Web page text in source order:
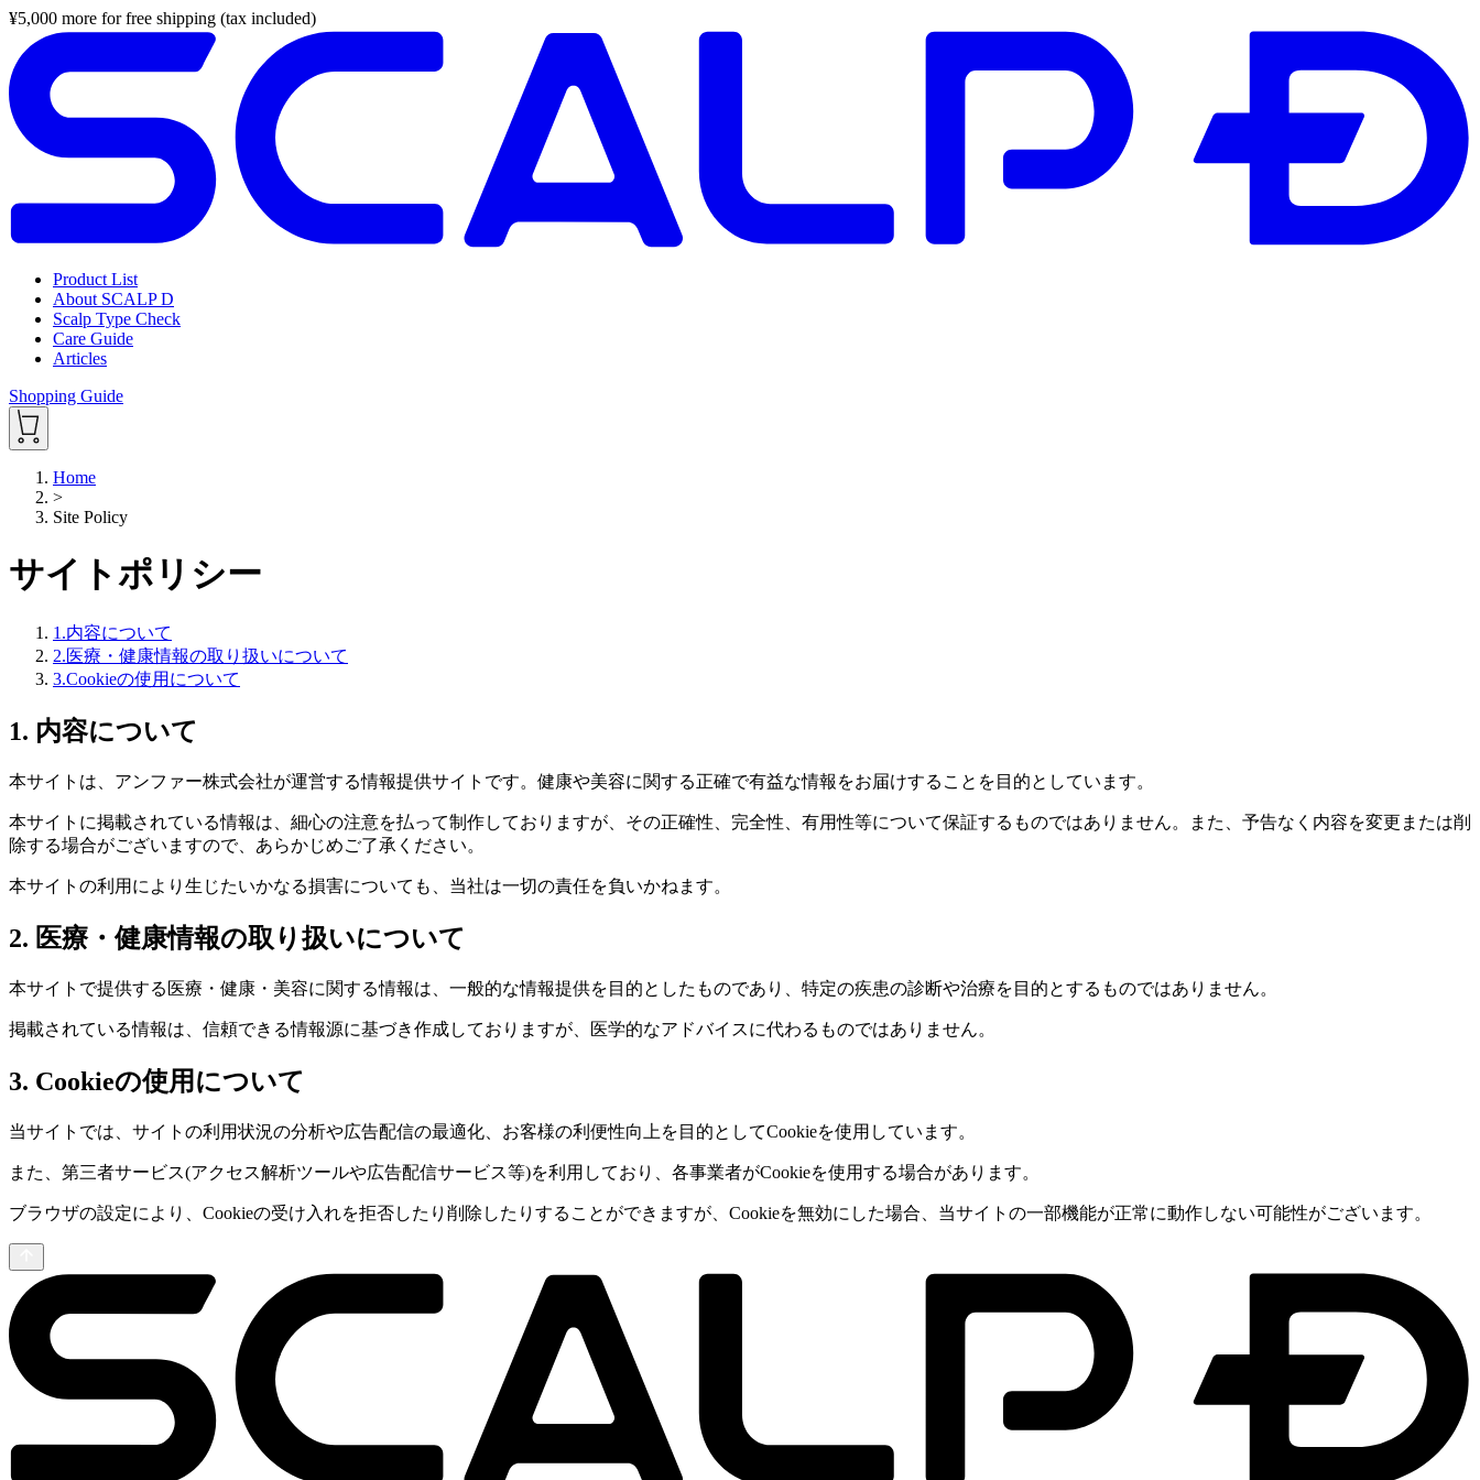
¥5,000 more for free shipping (tax included)
Product List
About SCALP D
Scalp Type Check
Care Guide
Articles
Shopping Guide
Home
>
Site Policy
サイトポリシー
1.内容について
2.医療・健康情報の取り扱いについて
3.Cookieの使用について
1. 内容について
本サイトは、アンファー株式会社が運営する情報提供サイトです。健康や美容に関する正確で有益な情報をお届けすることを目的としています。
本サイトに掲載されている情報は、細心の注意を払って制作しておりますが、その正確性、完全性、有用性等について保証するものではありません。また、予告なく内容を変更または削
除する場合がございますので、あらかじめご了承ください。
本サイトの利用により生じたいかなる損害についても、当社は一切の責任を負いかねます。
2. 医療・健康情報の取り扱いについて
本サイトで提供する医療・健康・美容に関する情報は、一般的な情報提供を目的としたものであり、特定の疾患の診断や治療を目的とするものではありません。
掲載されている情報は、信頼できる情報源に基づき作成しておりますが、医学的なアドバイスに代わるものではありません。
3. Cookieの使用について
当サイトでは、サイトの利用状況の分析や広告配信の最適化、お客様の利便性向上を目的としてCookieを使用しています。
また、第三者サービス(アクセス解析ツールや広告配信サービス等)を利用しており、各事業者がCookieを使用する場合があります。
ブラウザの設定により、Cookieの受け入れを拒否したり削除したりすることができますが、Cookieを無効にした場合、当サイトの一部機能が正常に動作しない可能性がございます。